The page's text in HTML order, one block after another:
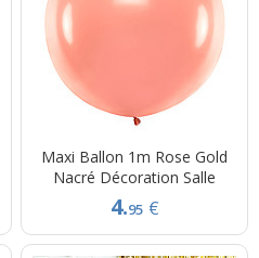
Maxi Ballon 1m Rose Gold
Nacré Décoration Salle
4.95 €